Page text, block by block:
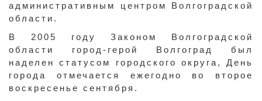
административным центром Волгоградской
области.
В 2005 году Законом Волгоградской
области город-герой Волгоград был
наделен статусом городского округа, День
города отмечается ежегодно во второе
воскресенье сентября.